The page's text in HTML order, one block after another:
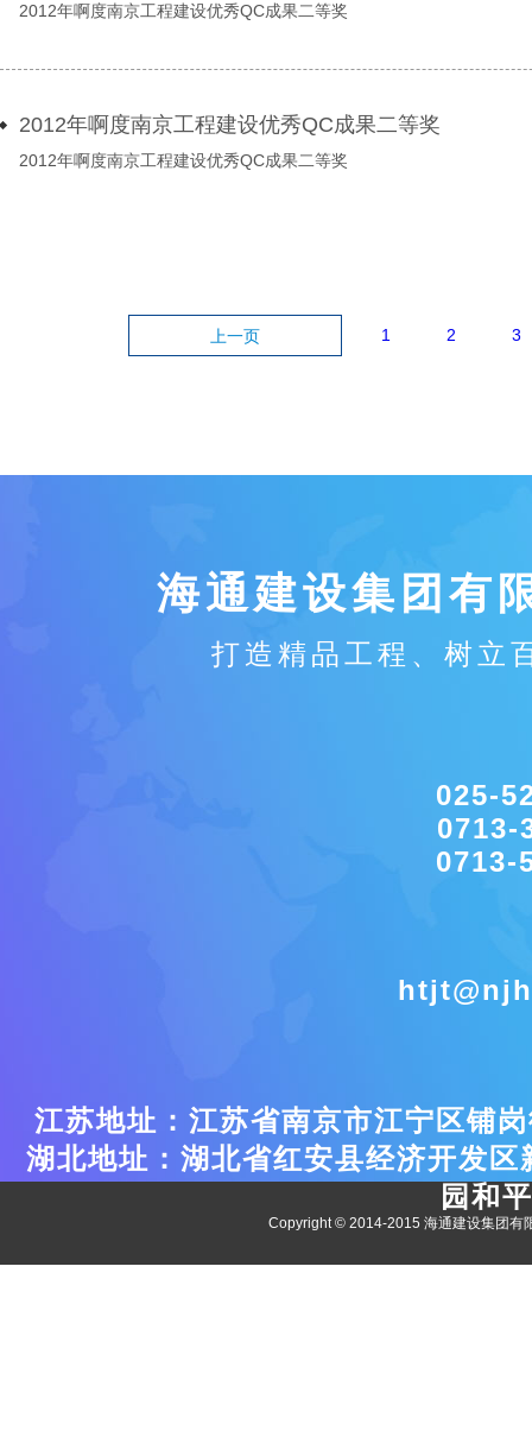
2012年啊度南京工程建设优秀QC成果二等奖
2012年啊度南京工程建设优秀QC成果二等奖
2012年啊度南京工程建设优秀QC成果二等奖
上一页 1 2 3
海通建设集团有
打造精品工程、树立
025-
0713-
0713-
江苏地址：江苏省南京市江宁区铺
湖北地址：湖北省红安县经济开发区
园和
Copyright © 2014-2015 海通建设集团有